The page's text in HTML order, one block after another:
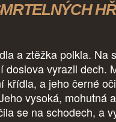
a ztěžka polkla. Na
doslova vyrazil dech.
křídla, a jeho černé
vysoká, mohutná
se na schodech, a